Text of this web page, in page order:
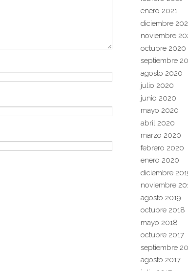
enero 2021
diciembre
noviembre
octubre 2020
septiembre
agosto 2020
julio 2020
junio 2020
mayo 2020
abril 2020
marzo 2020
febrero 2020
enero 2020
diciembre
noviembre
agosto 2019
octubre 2018
mayo 2018
octubre 2017
septiembre
agosto 2017